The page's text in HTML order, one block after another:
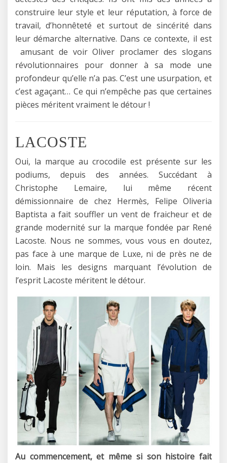
construire leur style et leur réputation, à force de
travail, d’honnêteté et surtout de sincérité dans
leur démarche alternative. Dans ce contexte, il est
amusant de voir Oliver proclamer des slogans
révolutionnaires pour donner à sa mode une
profondeur qu’elle n’a pas. C’est une usurpation, et
c’est agaçant… Ce qui n’empêche pas que certaines
pièces méritent vraiment le détour !
LACOSTE
Oui, la marque au crocodile est présente sur les
podiums, depuis des années. Succédant à
Christophe Lemaire, lui même récent
démissionnaire de chez Hermès, Felipe Oliveria
Baptista a fait souffler un vent de fraicheur et de
grande modernité sur la marque fondée par René
Lacoste. Nous ne sommes, vous vous en doutez,
pas face à une marque de Luxe, ni de près ne de
loin. Mais les designs marquant l’évolution de
l’esprit Lacoste méritent le détour.
Au commencement, et même si son histoire fait